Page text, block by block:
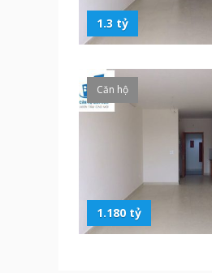
1.3 tỷ
Căn hộ
1.180 tỷ